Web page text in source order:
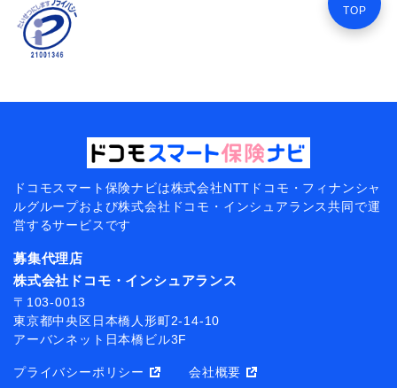
TOP
ドコモスマート保険ナビは株式会社NTTドコモ・フィナンシャ
ルグループおよび株式会社ドコモ・インシュアランス共同で運
営するサービスです
募集代理店
株式会社ドコモ・インシュアランス
〒103-0013
東京都中央区日本橋人形町2-14-10
アーバンネット日本橋ビル3F
プライバシーポリシー 会社概要